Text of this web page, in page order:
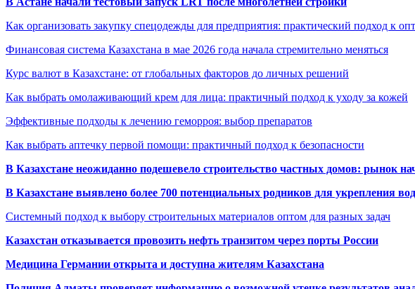
Как организовать закупку спецодежды для предприятия: практический подход к
Финансовая система Казахстана в мае 2026 года начала стремительно меняться
Курс валют в Казахстане: от глобальных факторов до личных решений
Как выбрать омолаживающий крем для лица: практичный подход к уходу за кожей
Эффективные подходы к лечению геморроя: выбор препаратов
Как выбрать аптечку первой помощи: практичный подход к безопасности
В Казахстане неожиданно подешевело строительство частных домов: рынок
В Казахстане выявлено более 700 потенциальных родников для укрепления
Системный подход к выбору строительных материалов оптом для разных задач
Казахстан отказывается провозить нефть транзитом через порты России
Медицина Германии открыта и доступна жителям Казахстана